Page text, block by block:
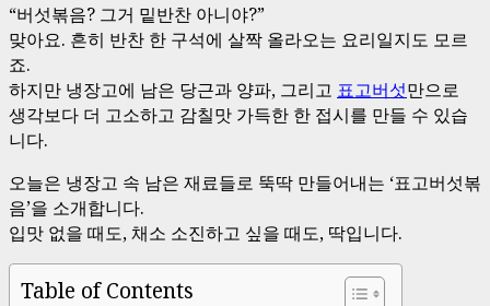
“버섯볶음? 그거 밑반찬 아니야?”
맞아요. 흔히 반찬 한 구석에 살짝 올라오는 요리일지도 모르
죠.
하지만 냉장고에 남은 당근과 양파, 그리고 표고버섯만으로
생각보다 더 고소하고 감칠맛 가득한 한 접시를 만들 수 있습
니다.
오늘은 냉장고 속 남은 재료들로 뚝딱 만들어내는 ‘표고버섯볶
음’을 소개합니다.
입맛 없을 때도, 채소 소진하고 싶을 때도, 딱입니다.
Table of Contents